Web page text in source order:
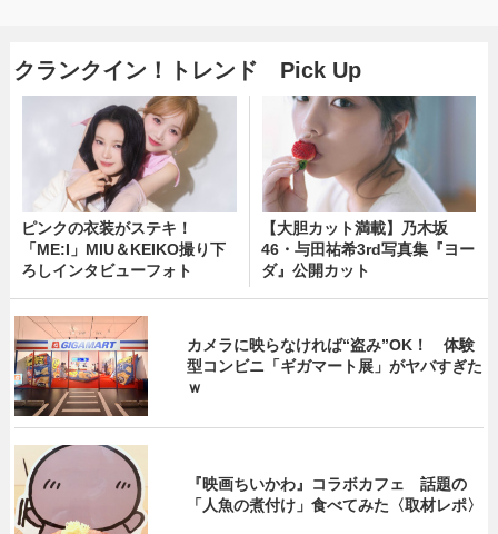
クランクイン！トレンド Pick Up
ピンクの衣装がステキ！
「ME:I」MIU＆KEIKO撮り下
ろしインタビューフォト
【大胆カット満載】乃木坂
46・与田祐希3rd写真集『ヨー
ダ』公開カット
カメラに映らなければ“盗み”OK！ 体験
型コンビニ「ギガマート展」がヤバすぎた
ｗ
『映画ちいかわ』コラボカフェ 話題の
「人魚の煮付け」食べてみた〈取材レポ〉